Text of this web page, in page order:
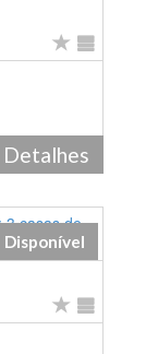
Detalhes
Disponível